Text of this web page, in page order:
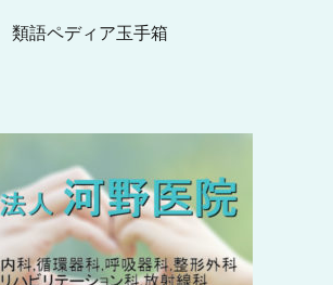
類語ペディア玉手箱